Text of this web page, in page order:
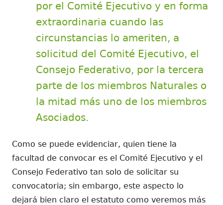
por el Comité Ejecutivo y en forma
extraordinaria cuando las
circunstancias lo ameriten, a
solicitud del Comité Ejecutivo, el
Consejo Federativo, por la tercera
parte de los miembros Naturales o
la mitad más uno de los miembros
Asociados.
Como se puede evidenciar, quien tiene la
facultad de convocar es el Comité Ejecutivo y el
Consejo Federativo tan solo de solicitar su
convocatoria; sin embargo, este aspecto lo
dejará bien claro el estatuto como veremos más